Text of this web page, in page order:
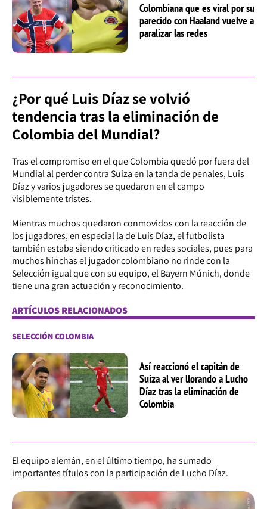
Colombiana que es viral por su
parecido con Haaland vuelve a
paralizar las redes
¿Por qué Luis Díaz se volvió
tendencia tras la eliminación de
Colombia del Mundial?
Tras el compromiso en el que Colombia quedó por fuera del
Mundial al perder contra Suiza en la tanda de penales, Luis
Díaz y varios jugadores se quedaron en el campo
visiblemente tristes.
Mientras muchos quedaron conmovidos con la reacción de
los jugadores, en especial la de Luis Díaz, el futbolista
también estaba siendo criticado en redes sociales, pues para
muchos hinchas el jugador colombiano no rinde con la
Selección igual que con su equipo, el Bayern Múnich, donde
tiene una gran actuación y reconocimiento.
ARTÍCULOS RELACIONADOS
SELECCIÓN COLOMBIA
Así reaccionó el capitán de
Suiza al ver llorando a Lucho
Díaz tras la eliminación de
Colombia
El equipo alemán, en el último tiempo, ha sumado
importantes títulos con la participación de Lucho Díaz.